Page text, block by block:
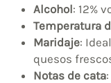
Alcohol: 12%
Temperatura
Maridaje:
quesos
Notas de cata